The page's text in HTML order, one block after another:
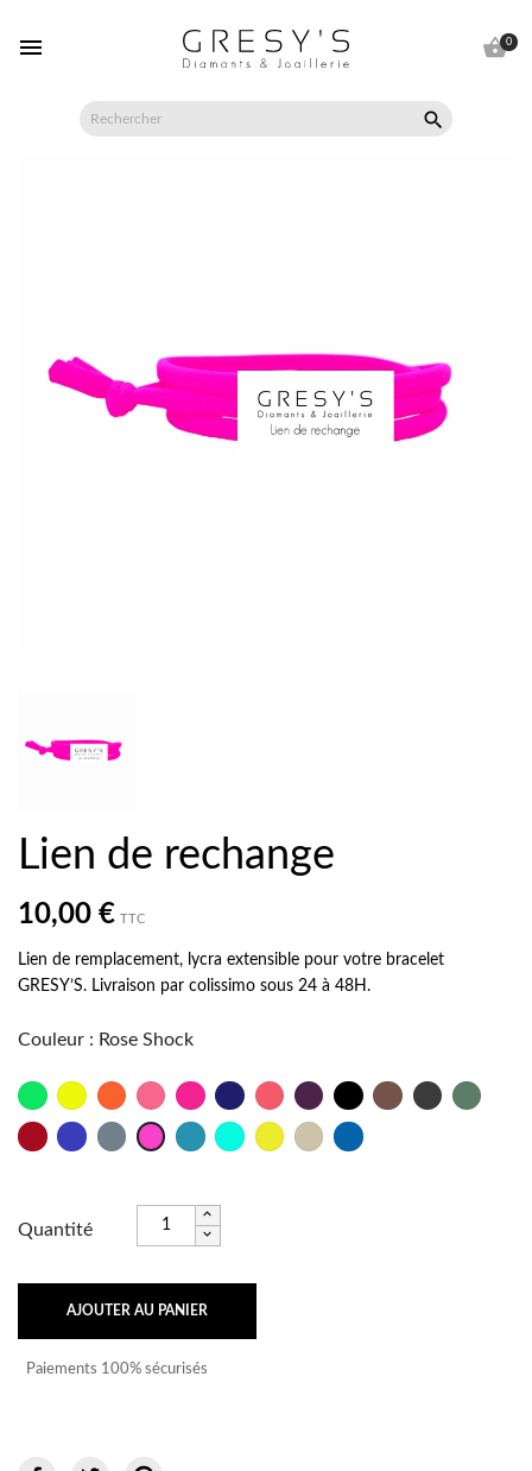
 0

Lien de rechange
10,00 € TTC
Lien de remplacement, lycra extensible pour votre bracelet
GRESY’S. Livraison par colissimo sous 24 à 48H.
Couleur : Rose Shock
Vert
Fluo
Jaune
Fluo
Orange
Fluo
Rose
Fluo
FushiaMarinePsychoBordeaux
Noir TaupeAnthraciteMilitaire
RougeOutre
Mer
TitaneRose
Shock
LagonCaraïbesBrésil Sable
Bleu
Océan
Quantité
AJOUTER AU PANIER
Paiements 100% sécurisés